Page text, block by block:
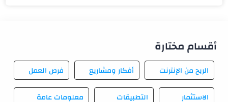
أقسام مختارة
الربح من الإنترنت أفكار ومشاريع فرص العمل
الاستثمار التطبيقات معلومات عامة